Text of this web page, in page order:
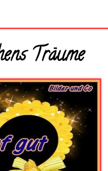
Träume